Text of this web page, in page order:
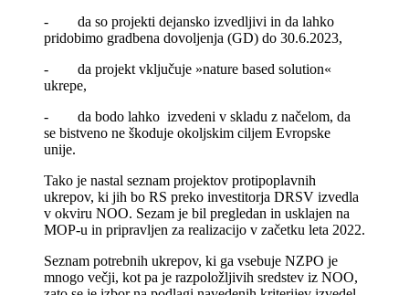
- da so projekti dejansko izvedljivi in da lahko
pridobimo gradbena dovoljenja (GD) do 30.6.2023,
- da projekt vključuje »nature based solution«
ukrepe,
- da bodo lahko izvedeni v skladu z načelom, da
se bistveno ne škoduje okoljskim ciljem Evropske
unije.
Tako je nastal seznam projektov protipoplavnih
ukrepov, ki jih bo RS preko investitorja DRSV izvedla
v okviru NOO. Sezam je bil pregledan in usklajen na
MOP-u in pripravljen za realizacijo v začetku leta 2022.
Seznam potrebnih ukrepov, ki ga vsebuje NZPO je
mnogo večji, kot pa je razpoložljivih sredstev iz NOO,